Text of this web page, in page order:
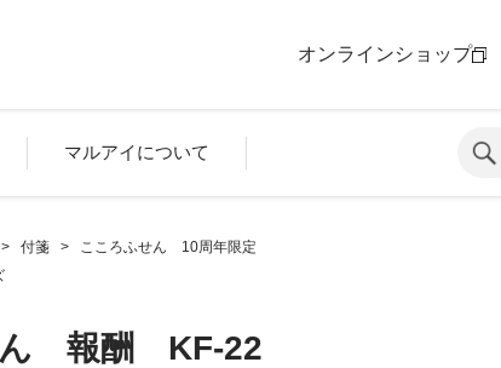
オンラインショップ
マルアイについて
> 付箋 >
こころふせん 10周年限定
ん 報酬 KF-22